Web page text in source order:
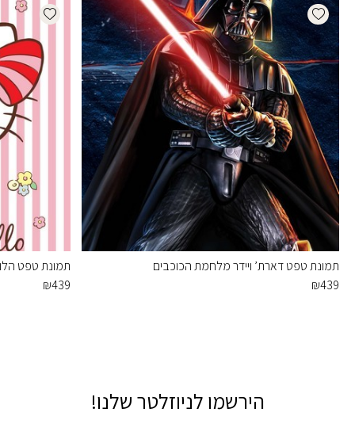
Add wishlist
תמונת טפט דארת’ ויידר מלחמת הכוכבים
₪439
wishlist
תמונת טפט הלו
₪439
הירשמו לניוזלטר שלנו!